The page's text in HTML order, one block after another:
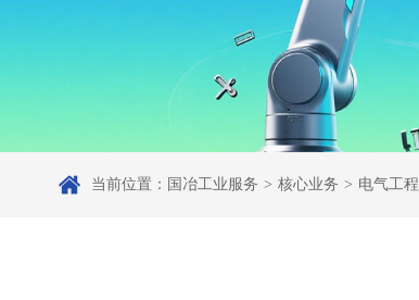
机电 安装
当前位置： 国冶工业服务 > 核心业务 > 电气工程